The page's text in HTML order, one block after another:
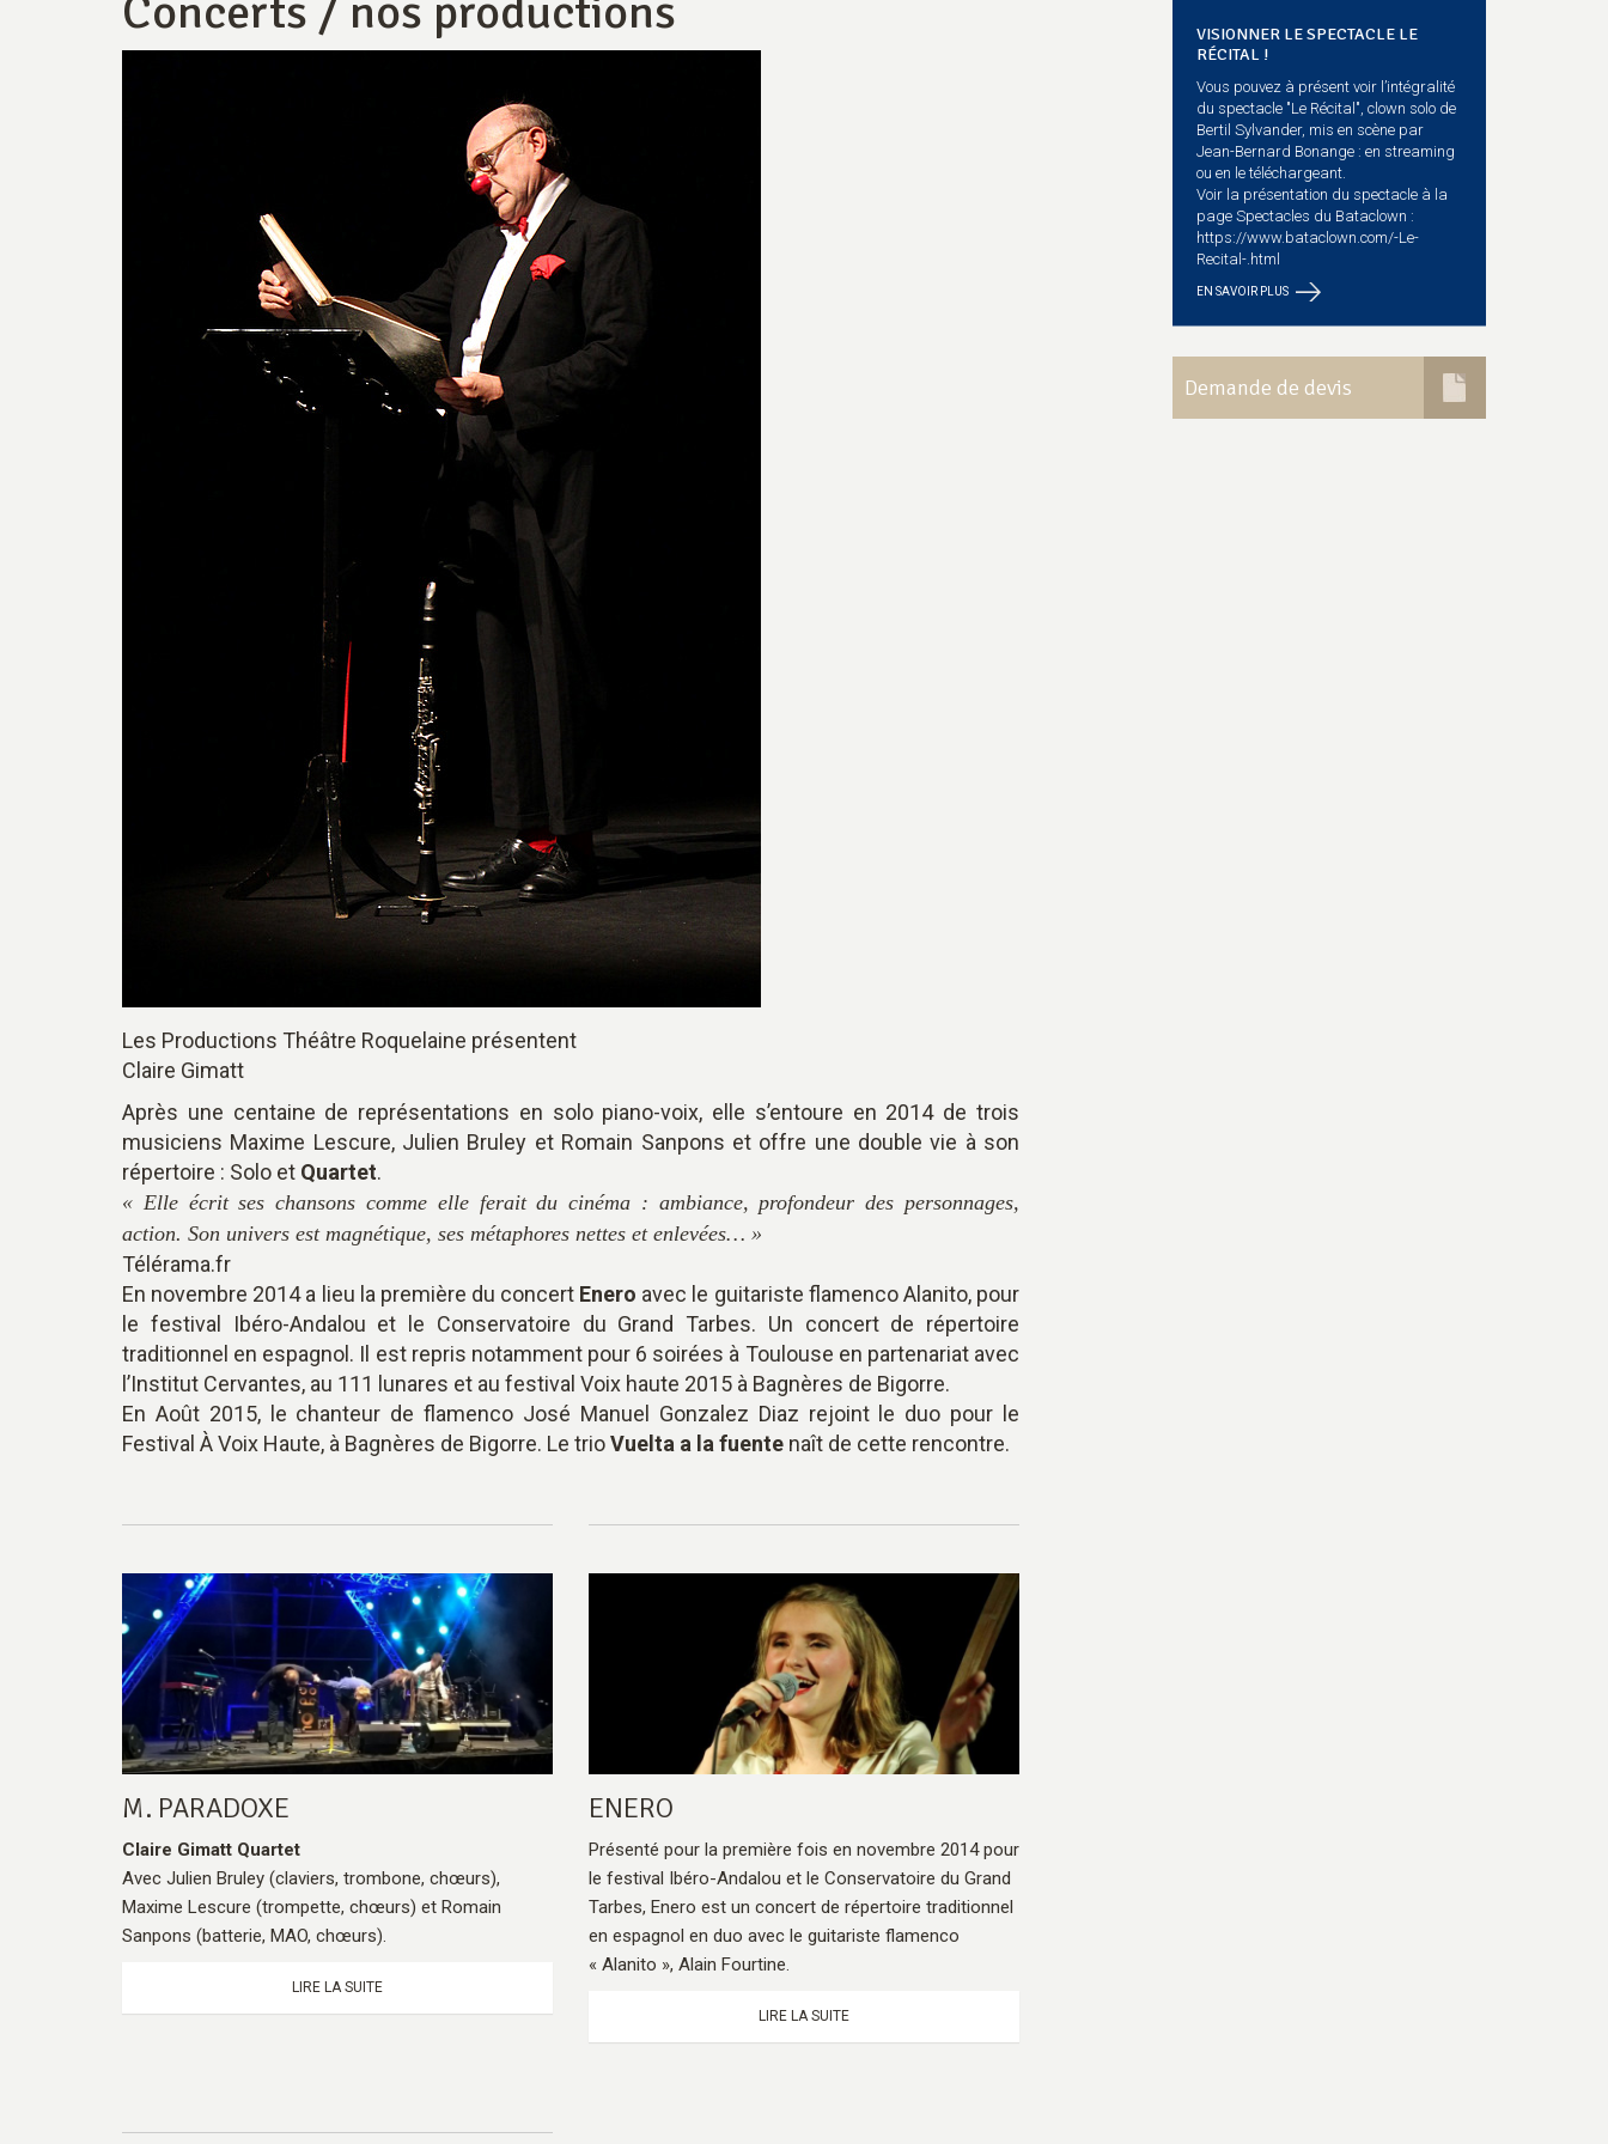
Concerts / nos productions
Les Productions Théâtre Roquelaine présentent
Claire Gimatt
Après une centaine de représentations en solo piano-voix, elle s’entoure en 2014 de trois
musiciens Maxime Lescure, Julien Bruley et Romain Sanpons et offre une double vie à son
répertoire : Solo et Quartet.
« Elle écrit ses chansons comme elle ferait du cinéma : ambiance, profondeur des personnages,
action. Son univers est magnétique, ses métaphores nettes et enlevées… »
Télérama.fr
En novembre 2014 a lieu la première du concert Enero avec le guitariste flamenco Alanito, pour
le festival Ibéro-Andalou et le Conservatoire du Grand Tarbes. Un concert de répertoire
traditionnel en espagnol. Il est repris notamment pour 6 soirées à Toulouse en partenariat avec
l’Institut Cervantes, au 111 lunares et au festival Voix haute 2015 à Bagnères de Bigorre.
En Août 2015, le chanteur de flamenco José Manuel Gonzalez Diaz rejoint le duo pour le
Festival À Voix Haute, à Bagnères de Bigorre. Le trioVuelta a la fuente naît de cette rencontre.
M. PARADOXE
Claire Gimatt Quartet
Avec Julien Bruley (claviers, trombone, chœurs),
Maxime Lescure (trompette, chœurs) et Romain
Sanpons (batterie, MAO, chœurs).
LIRE LA SUITE
ENERO
Présenté pour la première fois en novembre 2014 pour
le festival Ibéro-Andalou et le Conservatoire du Grand
Tarbes, Enero est un concert de répertoire traditionnel
en espagnol en duo avec le guitariste flamenco
« Alanito », Alain Fourtine.
LIRE LA SUITE
VISIONNER LE SPECTACLE LE
RÉCITAL !
Vous pouvez à présent voir l’intégralité
du spectacle "Le Récital", clown solo de
Bertil Sylvander, mis en scène par
Jean-Bernard Bonange : en streaming
ou en le téléchargeant.
Voir la présentation du spectacle à la
page Spectacles du Bataclown :
https://www.bataclown.com/-Le-
Recital-.html
EN SAVOIR PLUS
Demande de devis